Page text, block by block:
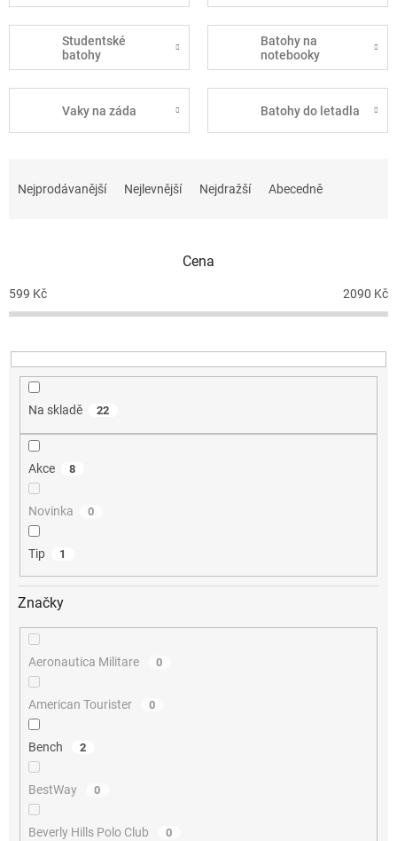
Studentské
batohy
Batohy na
notebooky
Vaky na záda Batohy do letadla
p
r
o
u
Nejprodávanější Nejlevnější Nejdražší Abecedně
Cena
599 Kč 2090 Kč
Na skladě 22
Akce 8
Novinka 0
Tip 1
Značky
Aeronautica Militare 0
American Tourister 0
Bench 2
BestWay 0
Beverly Hills Polo Club 0